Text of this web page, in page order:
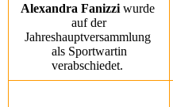
Alexandra Fanizziwurde
auf der
Jahreshauptversammlung
als Sportwartin
verabschiedet.